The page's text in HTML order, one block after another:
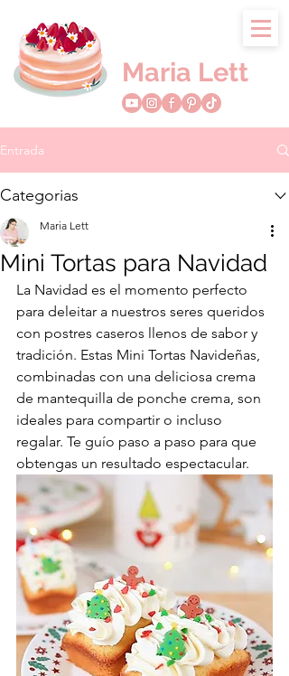
Maria Lett
Entrada
Categorias
Mini Tortas para Navidad
Maria Lett
La Navidad es el momento perfecto
para deleitar a nuestros seres queridos
con postres caseros llenos de sabor y
tradición. Estas Mini Tortas Navideñas,
combinadas con una deliciosa crema
de mantequilla de ponche crema, son
ideales para compartir o incluso
regalar. Te guío paso a paso para que
obtengas un resultado espectacular.